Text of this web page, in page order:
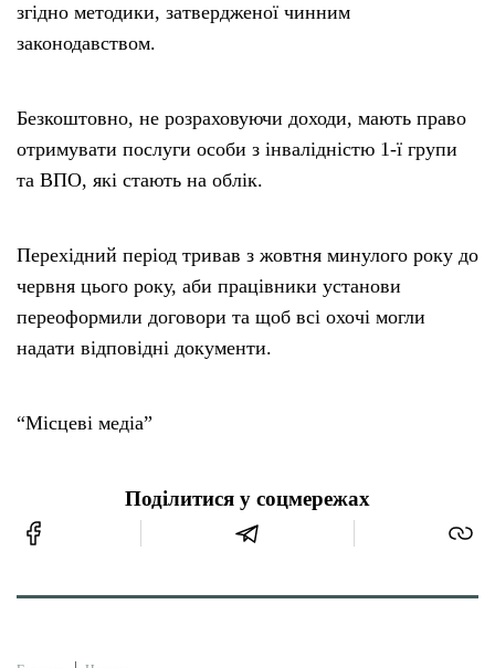
згідно методики, затвердженої чинним
законодавством.
Безкоштовно, не розраховуючи доходи, мають право
отримувати послуги особи з інвалідністю 1-ї групи
та ВПО, які стають на облік.
Перехідний період тривав з жовтня минулого року до
червня цього року, аби працівники установи
переоформили договори та щоб всі охочі могли
надати відповідні документи.
“Місцеві медіа”
Поділитися у соцмережах